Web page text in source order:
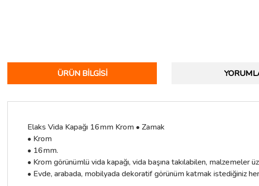
ÜRÜN BILGISI
Elaks Vida Kapağı 16mm Krom • Zamak
• Krom
• 16mm.
• Krom görünümlü vida kapağı, vida başına takılabilen, malzemeler
• Evde, arabada, mobilyada dekoratif görünüm katmak istediğiniz